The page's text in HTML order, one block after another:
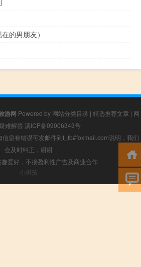
的男朋友）
游网 Powered by 网站分类目录 | 精选推荐文章 | 网
疑难解答 滇ICP备09006343号
息有错误可发邮件到f_fb#foxmail.com说明，我们
会及时纠正，谢谢
爱好，不接盈利性广告及商业合作
小男孩